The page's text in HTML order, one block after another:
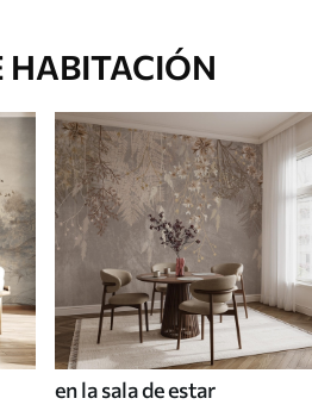
HABITACIÓN
en la sala de estar